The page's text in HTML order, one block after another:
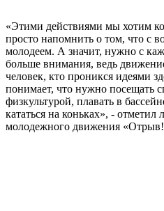
«Этими действиями мы хотим
просто напомнить о том, что с
молодеем. А значит, нужно с
больше внимания, ведь
человек, кто проникся идеями
понимает, что нужно посещать
физкультурой, плавать в
кататься на коньках», -
молодежного движения